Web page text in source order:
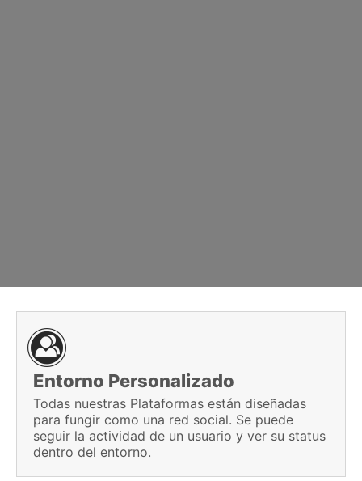
Entorno Personalizado
Todas nuestras Plataformas están diseñadas
para fungir como una red social. Se puede
seguir la actividad de un usuario y ver su status
dentro del entorno.